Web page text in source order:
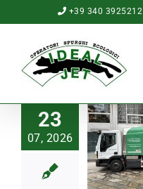
al
contenuto
+39 340 3925212
23
07, 2026